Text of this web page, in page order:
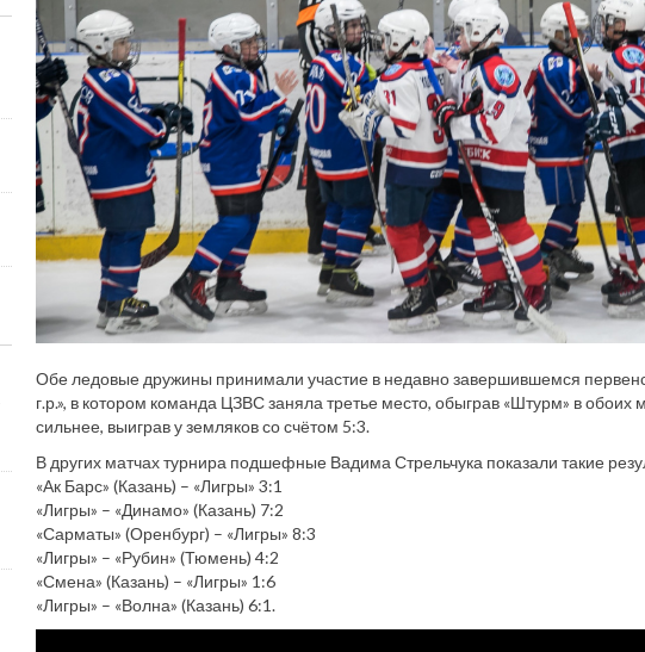
Обе ледовые дружины принимали участие в недавно завершившемся
г.р.», в котором команда ЦЗВС заняла третье место, обыграв «Штурм» в обоих
сильнее, выиграв у земляков со счётом 5:3.
В других матчах турнира подшефные Вадима Стрельчука показали такие
«Ак Барс» (Казань) – «Лигры» 3:1
«Лигры» – «Динамо» (Казань) 7:2
«Сарматы» (Оренбург) – «Лигры» 8:3
«Лигры» – «Рубин» (Тюмень) 4:2
«Смена» (Казань) – «Лигры» 1:6
«Лигры» – «Волна» (Казань) 6:1.